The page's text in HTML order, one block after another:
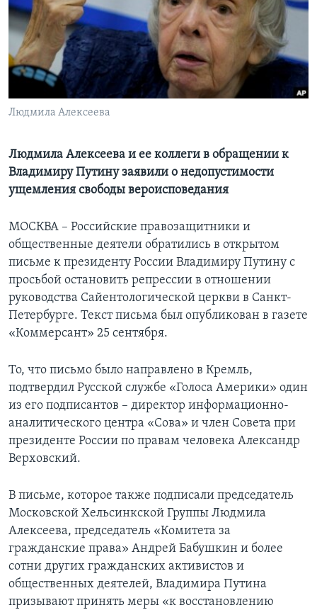
Learning English
СОЦИАЛЬНЫЕ СЕТИ
Людмила Алексеева
Людмила Алексеева и ее коллеги в обращении к
Владимиру Путину заявили о недопустимости
ущемления свободы вероисповедания
МОСКВА – Российские правозащитники и
общественные деятели обратились в открытом
письме к президенту России Владимиру Путину с
просьбой остановить репрессии в отношении
руководства Сайентологической церкви в Санкт-
Петербурге. Текст письма был опубликован в газете
«Коммерсант» 25 сентября.
То, что письмо было направлено в Кремль,
подтвердил Русской службе «Голоса Америки» один
из его подписантов – директор информационно-
аналитического центра «Сова» и член Совета при
президенте России по правам человека Александр
Верховский.
В письме, которое также подписали председатель
Московской Хельсинкской Группы Людмила
Алексеева, председатель «Комитета за
гражданские права» Андрей Бабушкин и более
сотни других гражданских активистов и
общественных деятелей, Владимира Путина
призывают принять меры «к восстановлению